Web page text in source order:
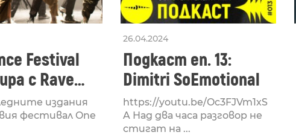
Festival
с Rave
на
издания
фестивал One
26.04.2024
Подкаст еп. 13:
Dimitri SoEmotional
https://youtu.be/Oc3FJVm1xS
A Над два часа разговор не
стигат на ...